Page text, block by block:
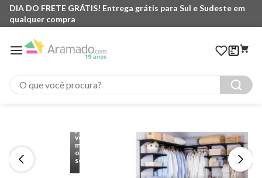
DIA DO FRETE GRÁTIS! Entrega grátis para Sul e Sudeste em
qualquer compra
O que você procura?
Cantinho
você
montar
o
seu